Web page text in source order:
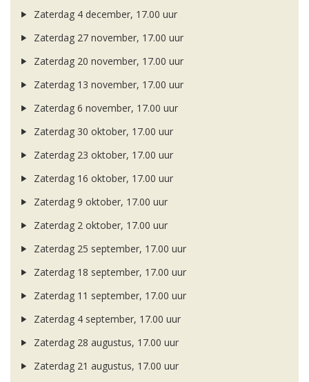
Zaterdag 4 december, 17.00 uur
Zaterdag 27 november, 17.00 uur
Zaterdag 20 november, 17.00 uur
Zaterdag 13 november, 17.00 uur
Zaterdag 6 november, 17.00 uur
Zaterdag 30 oktober, 17.00 uur
Zaterdag 23 oktober, 17.00 uur
Zaterdag 16 oktober, 17.00 uur
Zaterdag 9 oktober, 17.00 uur
Zaterdag 2 oktober, 17.00 uur
Zaterdag 25 september, 17.00 uur
Zaterdag 18 september, 17.00 uur
Zaterdag 11 september, 17.00 uur
Zaterdag 4 september, 17.00 uur
Zaterdag 28 augustus, 17.00 uur
Zaterdag 21 augustus, 17.00 uur